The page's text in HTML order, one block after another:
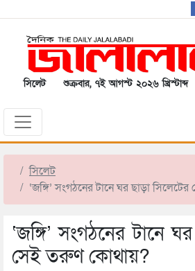
সিলেট শুক্রবার, ৭ই আগস্ট ২০২৬ খ্রিস্টাব্দ
সিলেট
‘জঙ্গি’ সংগঠনের টানে ঘর ছাড়া
‘জঙ্গি’ সংগঠনের টানে
সেই তরুণ কোথায়?